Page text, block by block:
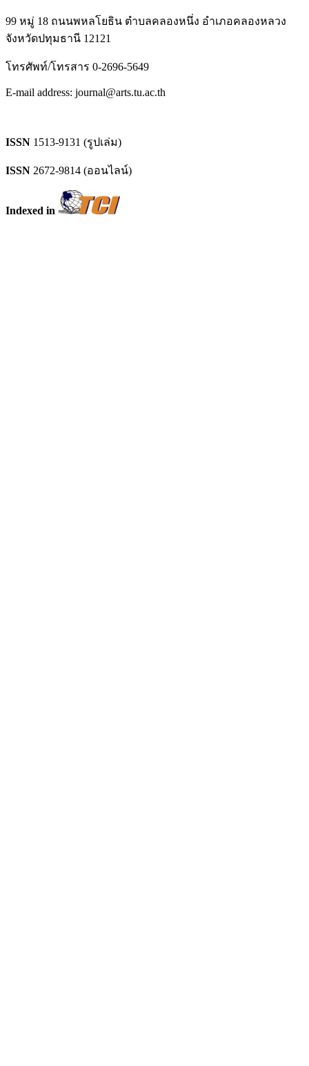
99 หมู่ 18 ถนนพหลโยธิน ตำบลคลองหนึ่ง อำเภอคลองหลวง
จังหวัดปทุมธานี 12121
โทรศัพท์/โทรสาร 0-2696-5649
E-mail address: journal@arts.tu.ac.th
ISSN 1513-9131 (รูปเล่ม)
ISSN 2672-9814 (ออนไลน์)
Indexed in